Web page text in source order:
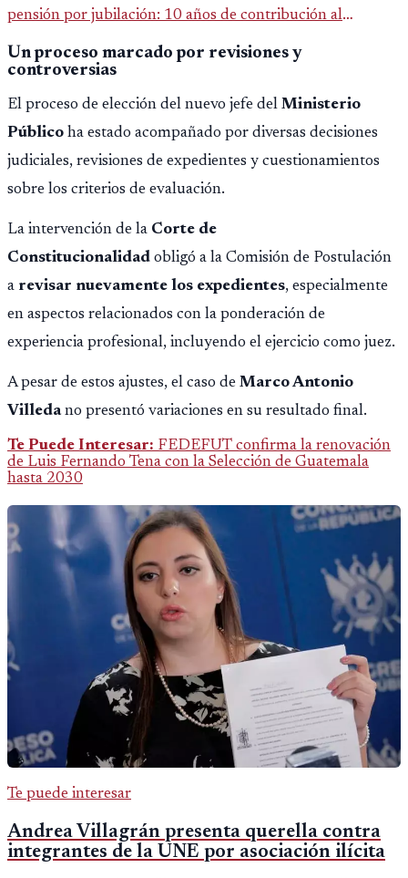
pensión por jubilación: 10 años de contribución al
Montepío y 50 años de edad, o 20 años de servicio sin
importar edad.
Un proceso marcado por revisiones y
controversias
El proceso de elección del nuevo jefe del Ministerio
Público ha estado acompañado por diversas decisiones
judiciales, revisiones de expedientes y cuestionamientos
sobre los criterios de evaluación.
La intervención de la Corte de
Constitucionalidad obligó a la Comisión de Postulación
a revisar nuevamente los expedientes, especialmente
en aspectos relacionados con la ponderación de
experiencia profesional, incluyendo el ejercicio como juez.
A pesar de estos ajustes, el caso de Marco Antonio
Villedano presentó variaciones en su resultado final.
Te Puede Interesar: FEDEFUT confirma la renovación
de Luis Fernando Tena con la Selección de Guatemala
hasta 2030
Te puede interesar
Andrea Villagrán presenta querella contra
integrantes de la UNE por asociación ilícita